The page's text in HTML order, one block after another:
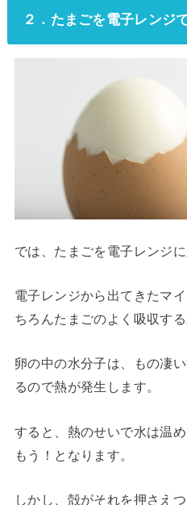
２．たまごを電子レンジ
では、たまごを電子レンジ
電子レンジから出てきたマ
ちろんたまごのよく吸収す
卵の中の水分子は、もの凄
るので熱が発生します。
すると、熱のせいで水は温
もう！となります。
しかし、殻がそれを押さえ